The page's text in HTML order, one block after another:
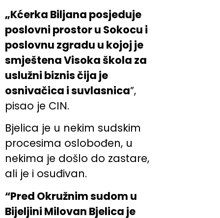
„Kćerka Biljana posjeduje
poslovni prostor u Sokocu i
poslovnu zgradu u kojoj je
smještena Visoka škola za
uslužni biznis čija je
osnivačica i suvlasnica”,
pisao je CIN.
Bjelica je u nekim sudskim
procesima oslobođen, u
nekima je došlo do zastare,
ali je i osuđivan.
“Pred Okružnim sudom u
Bijeljini Milovan Bjelica je